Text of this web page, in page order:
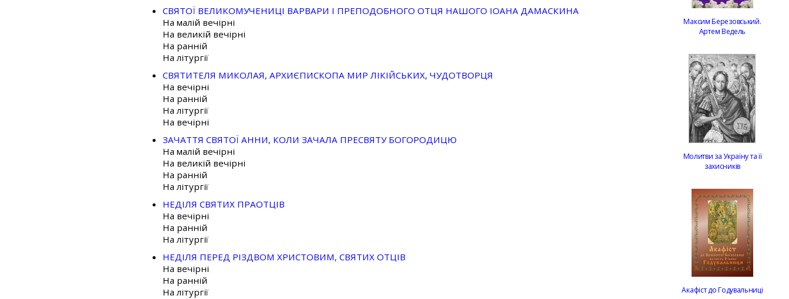
СВЯТОЇ ВЕЛИКОМУЧЕНИЦІ ВАРВАРИ І ПРЕПОДОБНОГО ОТЦЯ НАШОГО ІОАНА ДАМАСКИНА
На малій вечірні
На великій вечірні
На ранній
На літургії
СВЯТИТЕЛЯ МИКОЛАЯ, АРХИЄПИСКОПА МИР ЛІКІЙСЬКИХ, ЧУДОТВОРЦЯ
На вечірні
На ранній
На літургії
На вечірні
ЗАЧАТТЯ СВЯТОЇ АННИ, КОЛИ ЗАЧАЛА ПРЕСВЯТУ БОГОРОДИЦЮ
На малій вечірні
На великій вечірні
На ранній
На літургії
НЕДІЛЯ СВЯТИХ ПРАОТЦІВ
На вечірні
На ранній
На літургії
НЕДІЛЯ ПЕРЕД РІЗДВОМ ХРИСТОВИМ, СВЯТИХ ОТЦІВ
На вечірні
На ранній
На літургії
Максим Березовський.
Артем Ведель
Молитви за Україну та її
захисників
Акафіст до Годувальниці